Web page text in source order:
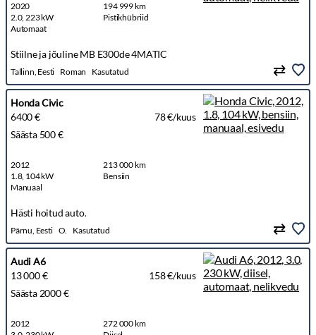
2020
194 999 km
2.0, 223 kW
Pistikhübriid
Automaat
Stiilne ja jõuline MB E300de 4MATIC
Tallinn, Eesti Roman Kasutatud
Honda Civic
6400 €
78 €/kuus
Säästa 500 €
2012
213 000 km
1.8, 104 kW
Bensiin
Manuaal
Hästi hoitud auto.
Pärnu, Eesti O. Kasutatud
Audi A6
13 000 €
158 €/kuus
Säästa 2000 €
2012
272 000 km